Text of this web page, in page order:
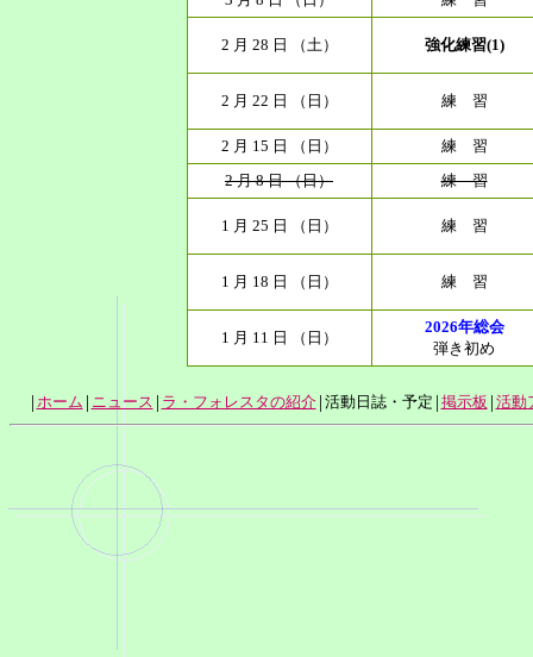
2 月 28 日 （土） 強化練習(1)
2 月 22 日 （日） 練 習
2 月 15 日 （日）
練 習
2 月 8 日 （日）
練 習
1 月 25 日 （日） 練 習
1 月 18 日 （日） 練 習
1 月 11 日 （日）
2026年総会
弾き初め
| ホーム | ニュース | ラ・フォレスタの紹介 | 活動日誌・予定 | 掲示板 | 活動